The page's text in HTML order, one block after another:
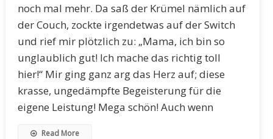
noch mal mehr. Da saß der Krümel nämlich auf
der Couch, zockte irgendetwas auf der Switch
und rief mir plötzlich zu: „Mama, ich bin so
unglaublich gut! Ich mache das richtig toll
hier!“ Mir ging ganz arg das Herz auf; diese
krasse, ungedämpfte Begeisterung für die
eigene Leistung! Mega schön! Auch wenn
Read More